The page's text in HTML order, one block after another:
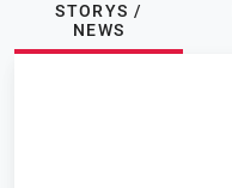
STORYS /
NEWS